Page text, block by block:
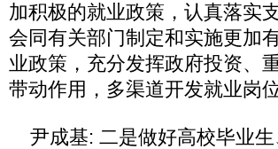
加积极的就业政策，认真落实
会同有关部门制定和实施更加
业政策，充分发挥政府投资、
带动作用，多渠道开发就业岗
尹成基: 二是做好高校毕业